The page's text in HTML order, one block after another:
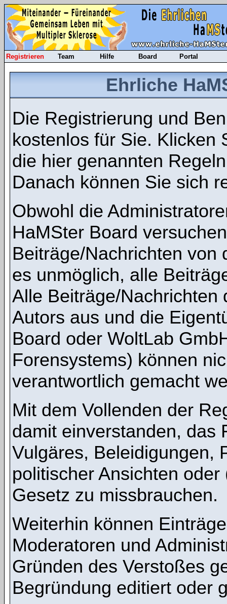
Registrieren Team Hilfe Board Portal
Ehrliche
Die Registrierung und
kostenlos für Sie. Klicken
die hier genannten
Danach können Sie sich
Obwohl die
HaMSter Board
Beiträge/Nachrichten von
es unmöglich, alle
Alle Beiträge/Nachrichten
Autors aus und die
Board oder WoltLab
Forensystems) können
verantwortlich gemacht
Mit dem Vollenden der
damit einverstanden, das
Vulgäres, Beleidigungen,
politischer Ansichten
Gesetz zu missbrauchen.
Weiterhin können
Moderatoren und
Gründen des Verstoßes
Begründung editiert oder